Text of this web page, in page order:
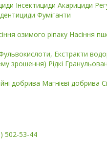
Інсектициди Акарициди
Фуміганти
озимого ріпаку Насіння
Екстракти
зрошення) Рідкі
добрива Магнієві добрива
502-53-44